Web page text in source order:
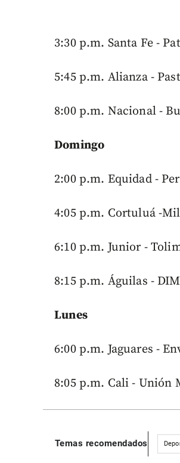
3:30 p.m. Santa Fe -
5:45 p.m. Alianza -
8:00 p.m. Nacional -
Domingo
2:00 p.m. Equidad -
4:05 p.m. Cortuluá -
6:10 p.m. Junior -
8:15 p.m. Águilas - DIM
Lunes
6:00 p.m. Jaguares -
8:05 p.m. Cali - Unión
Temas recomendados